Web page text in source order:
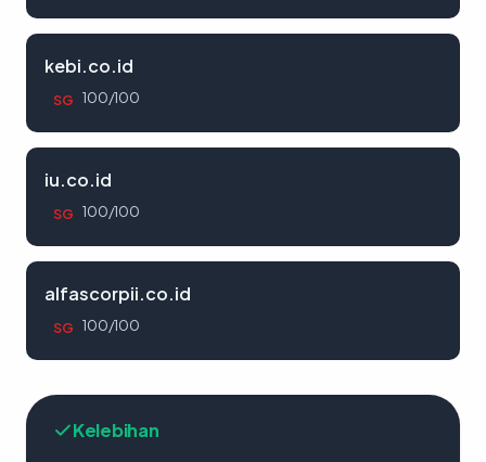
kebi.co.id
SG 100/100
iu.co.id
SG 100/100
alfascorpii.co.id
SG 100/100
Kelebihan